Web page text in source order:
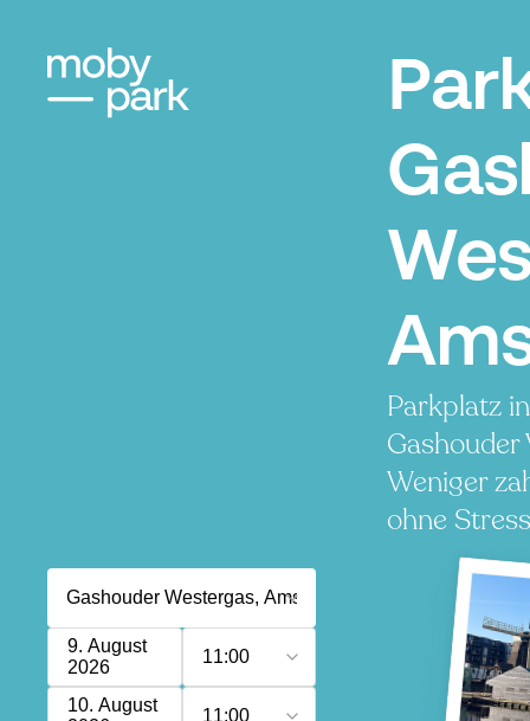
Parkplatz
Weniger
ohne
9. August
2026
11:00
10. August
11:00